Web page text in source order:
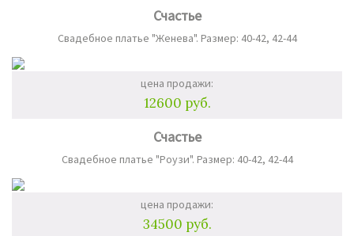
Счастье
Свадебное платье "Женева". Размер: 40-42, 42-44
цена продажи:
12600 руб.
Счастье
Свадебное платье "Роузи". Размер: 40-42, 42-44
цена продажи:
34500 руб.